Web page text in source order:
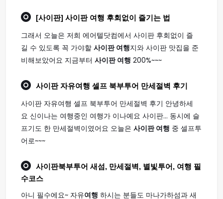
[사이판] 사이판 여행 후회없이 즐기는 법
그래서 오늘은 저희 에어텔닷컴에서 사이판 후회없이 즐
길 수 있도록 꼭 가야할 사이판 여행지와 사이판 맛집을 준
비해보았어요 지금부터 사이판 여행 200%~~~
사이판자유여행 셀프 북부투어 만세절벽 후기
사이판 자유여행 셀프 북부투어 만세절벽 후기 안녕하세
요 신이나는 여행중인 여행가 이나예요 사이판... 동시에 슬
프기도 한 만세절벽이였어요 오늘은 사이판 여행 중 셀프투
어로~~~
사이판북부투어 새섬, 만세절벽, 별빛투어, 여행 필
수코스
아니 필수에요~ 자유여행 하시는 분들도 마나가하섬과 새